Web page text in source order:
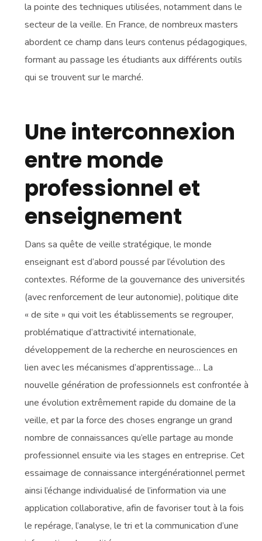
la pointe des techniques utilisées, notamment dans le
secteur de la veille. En France, de nombreux masters
abordent ce champ dans leurs contenus pédagogiques,
formant au passage les étudiants aux différents outils
qui se trouvent sur le marché.
Une interconnexion
entre monde
professionnel et
enseignement
Dans sa quête de veille stratégique, le monde
enseignant est d’abord poussé par l’évolution des
contextes. Réforme de la gouvernance des universités
(avec renforcement de leur autonomie), politique dite
« de site » qui voit les établissements se regrouper,
problématique d’attractivité internationale,
développement de la recherche en neurosciences en
lien avec les mécanismes d’apprentissage… La
nouvelle génération de professionnels est confrontée à
une évolution extrêmement rapide du domaine de la
veille, et par la force des choses engrange un grand
nombre de connaissances qu’elle partage au monde
professionnel ensuite via les stages en entreprise. Cet
essaimage de connaissance intergénérationnel permet
ainsi l’échange individualisé de l’information via une
application collaborative, afin de favoriser tout à la fois
le repérage, l’analyse, le tri et la communication d’une